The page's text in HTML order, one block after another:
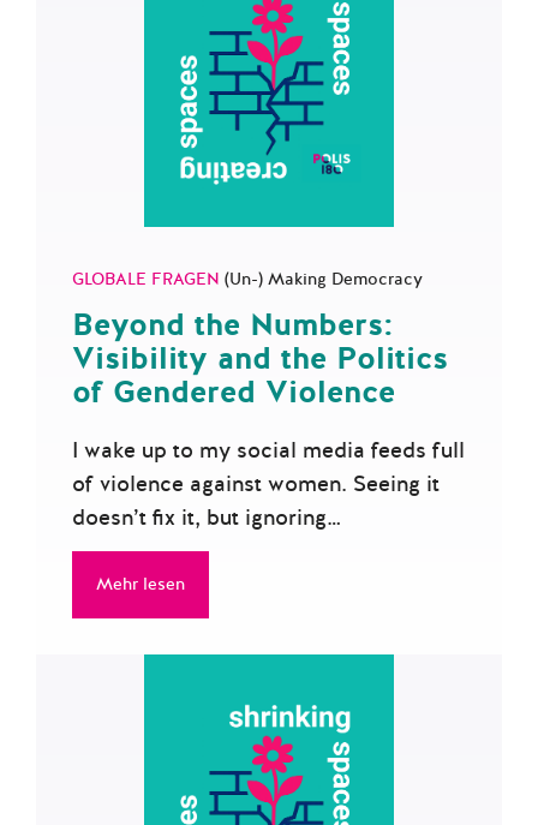
GLOBALE FRAGEN (Un-) Making Democracy
Beyond the Numbers:
Visibility and the Politics
of Gendered Violence
I wake up to my social media feeds full
of violence against women. Seeing it
doesn’t fix it, but ignoring…
Mehr lesen